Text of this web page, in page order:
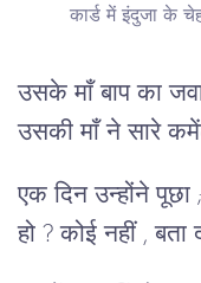
कार्ड में इंदुजा के
उसके माँ बाप का
उसकी माँ ने सारे
एक दिन उन्होंने
हो ? कोई नहीं , बता